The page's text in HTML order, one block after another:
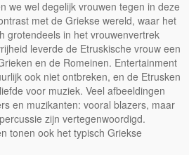
we wel degelijk vrouwen tegen in deze
met de Griekse wereld, waar het
grotendeels in het vrouwenvertrek
leverde de Etruskische vrouw een
en de Romeinen. Entertainment
ook niet ontbreken, en de Etrusken
voor muziek. Veel afbeeldingen
en muzikanten: vooral blazers, maar
zijn vertegenwoordigd.
tonen ook het typisch Griekse